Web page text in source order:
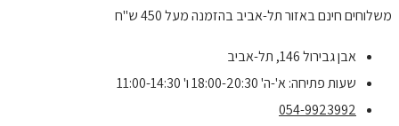
משלוחים חינם באזור תל-אביב בהזמנה מעל 450 ש"ח
אבן גבירול 146, תל-אביב
שעות פתיחה: א'-ה' 18:00-20:30 ו' 11:00-14:30
054-9923992